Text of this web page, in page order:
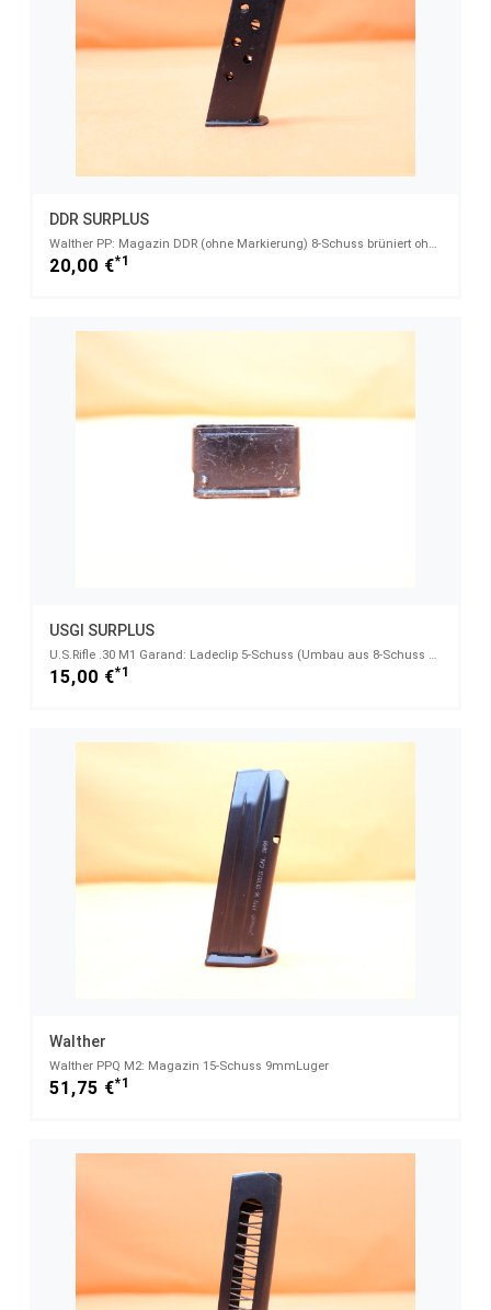
DDR SURPLUS
Walther PP: Magazin DDR (ohne Markierung) 8-Schuss brüniert ohne Magazinschuh 7,65mmBrowning
20,00 €*1
USGI SURPLUS
U.S.Rifle .30 M1 Garand: Ladeclip 5-Schuss (Umbau aus 8-Schuss Clip). Gebraucht-/ Sammlerartikel
15,00 €*1
Walther
Walther PPQ M2: Magazin 15-Schuss 9mmLuger
51,75 €*1